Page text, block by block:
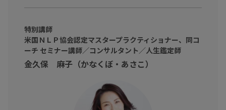
自分の感情を知って、レアオンリーワンな存在になり、人生を輝
特別講師
米国ＮＬＰ協会認定マスタープラクティショナー、同コ
ーチ セミナー講師／コンサルタント／人生鑑定師
金久保 麻子（かなくぼ・あさこ）